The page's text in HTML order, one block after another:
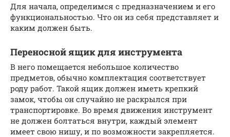
Для начала, определимся с предназначением и его
функциональностью. Что он из себя представляет и
каким должен быть.
Переносной ящик для инструмента
В него помещается небольшое количество
предметов, обычно комплектация соответствует
роду работ. Такой ящик должен иметь крепкий
замок, чтобы он случайно не раскрылся при
транспортировке. Во время движения инструмент
не должен болтаться внутри, каждый элемент
имеет свою нишу, и по возможности закрепляется.